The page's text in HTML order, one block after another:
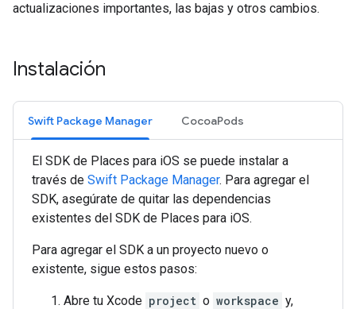
actualizaciones importantes, las bajas y otros cambios.
Instalación
Swift Package Manager CocoaPods
El SDK de Places para iOS se puede instalar a
través de Swift Package Manager. Para agregar el
SDK, asegúrate de quitar las dependencias
existentes del SDK de Places para iOS.
Para agregar el SDK a un proyecto nuevo o
existente, sigue estos pasos:
Abre tu Xcode project o workspace y,